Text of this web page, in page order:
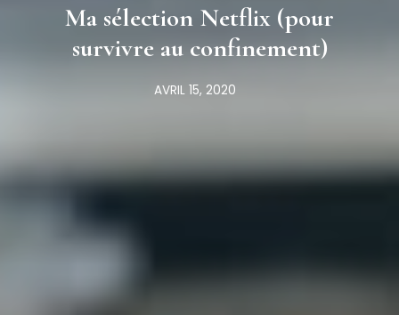
Ma sélection Netflix (pour
survivre au confinement)
AVRIL 15, 2020